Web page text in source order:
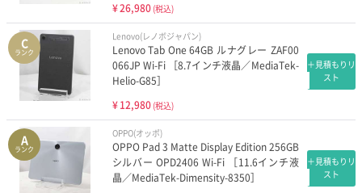
¥26,980 (税込)
C
ランク
Lenovo(レノボジャパン)
Lenovo Tab One 64GB ルナグレー ZAF00
066JP Wi-Fi ［8.7インチ液晶／MediaTek-
Helio-G85］
¥12,980 (税込)
＋見積もりリ
スト
A
ランク
OPPO(オッポ)
OPPO Pad 3 Matte Display Edition 256GB
シルバー OPD2406 Wi-Fi ［11.6インチ液
晶／MediaTek-Dimensity-8350］
＋見積もりリ
スト